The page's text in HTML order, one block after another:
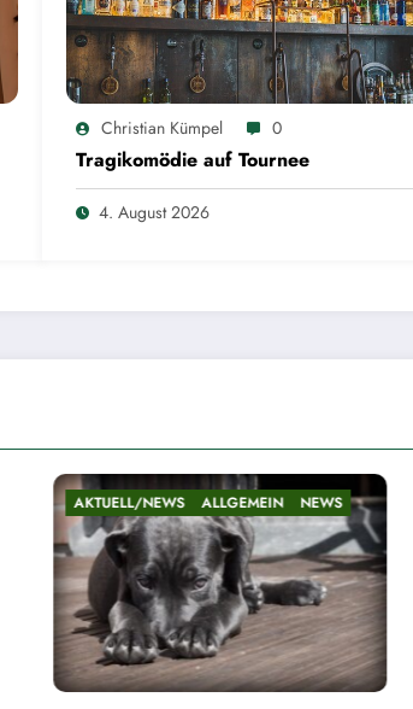
Christian Kümpel 0
Tragikomödie auf Tournee
4. August 2026
ALLGEMEIN NEWS AKTUELL/NEWS